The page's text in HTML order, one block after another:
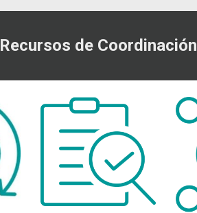
Recursos de Coordinación